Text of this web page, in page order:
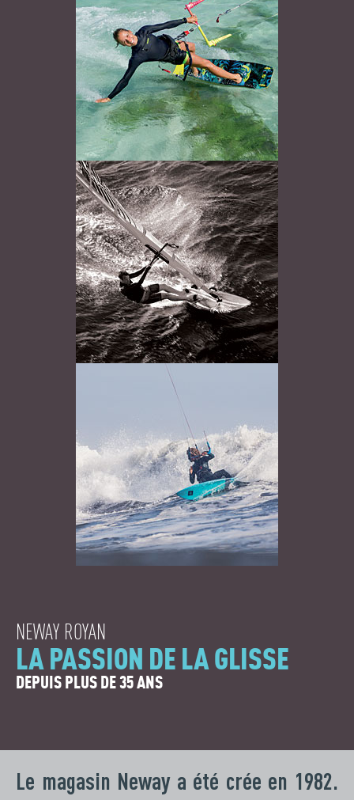
NEWAY ROYAN
LA PASSION DE LA GLISSE
DEPUIS PLUS DE 35 ANS
Le magasin Neway a été crée en 1982.